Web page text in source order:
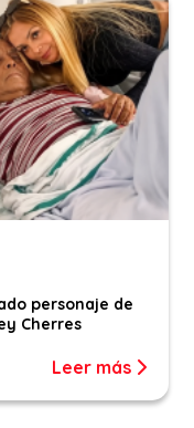
personaje de
Cherres
Leer más